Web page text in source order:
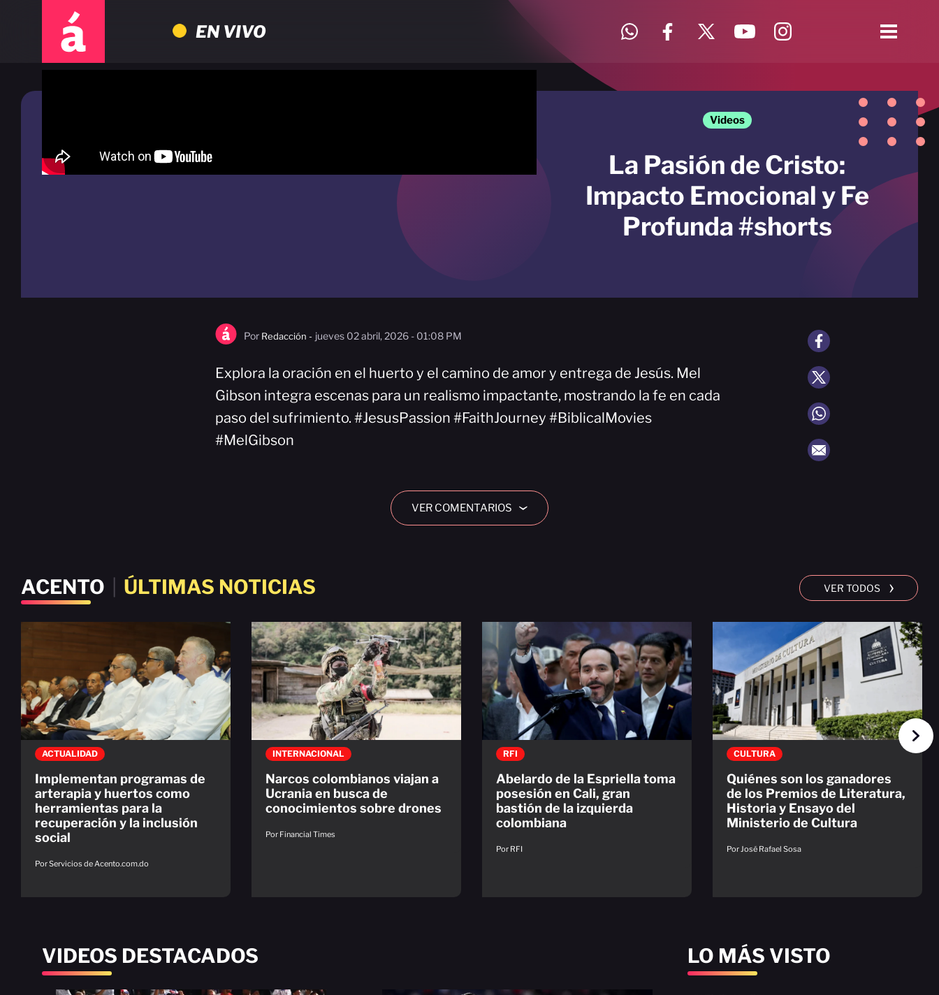
EN VIVO
Videos
La Pasión de Cristo:
Impacto Emocional y Fe
Profunda #shorts
Por Redacción - jueves 02 abril, 2026 - 01:08 PM
Explora la oración en el huerto y el camino de amor y entrega de Jesús. Mel
Gibson integra escenas para un realismo impactante, mostrando la fe en cada
paso del sufrimiento. #JesusPassion #FaithJourney #BiblicalMovies
#MelGibson
VER COMENTARIOS ›
ACENTO ÚLTIMAS NOTICIAS VER TODOS ›
ACTUALIDAD
Implementan programas de
arterapia y huertos como
herramientas para la
recuperación y la inclusión
social
Por Servicios de Acento.com.do
INTERNACIONAL
Narcos colombianos viajan a
Ucrania en busca de
conocimientos sobre drones
Por Financial Times
RFI
Abelardo de la Espriella toma
posesión en Cali, gran
bastión de la izquierda
colombiana
Por RFI
CULTURA
Quiénes son los ganadores
de los Premios de Literatura,
Historia y Ensayo del
Ministerio de Cultura
Por José Rafael Sosa
LO MÁS VISTO
VIDEOS DESTACADOS